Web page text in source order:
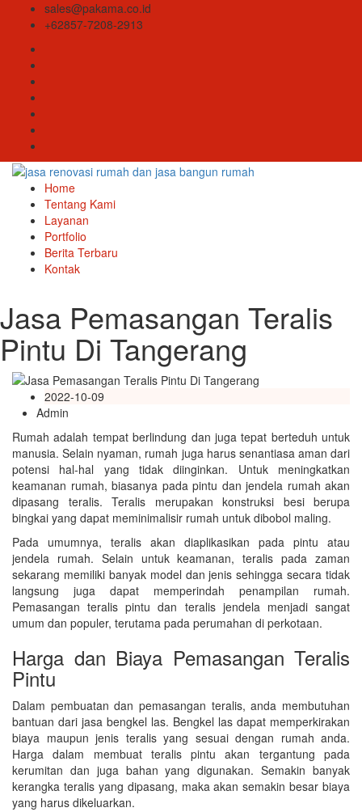
sales@pakama.co.id
+62857-7208-2913
Home
Tentang Kami
Layanan
Portfolio
Berita Terbaru
Kontak
Jasa Pemasangan Teralis
Pintu Di Tangerang
2022-10-09
Admin
Rumah adalah tempat berlindung dan juga tepat berteduh untuk
manusia. Selain nyaman, rumah juga harus senantiasa aman dari
potensi hal-hal yang tidak diinginkan. Untuk meningkatkan
keamanan rumah, biasanya pada pintu dan jendela rumah akan
dipasang teralis. Teralis merupakan konstruksi besi berupa
bingkai yang dapat meminimalisir rumah untuk dibobol maling.
Pada umumnya, teralis akan diaplikasikan pada pintu atau
jendela rumah. Selain untuk keamanan, teralis pada zaman
sekarang memiliki banyak model dan jenis sehingga secara tidak
langsung juga dapat memperindah penampilan rumah.
Pemasangan teralis pintu dan teralis jendela menjadi sangat
umum dan populer, terutama pada perumahan di perkotaan.
Harga dan Biaya Pemasangan Teralis
Pintu
Dalam pembuatan dan pemasangan teralis, anda membutuhan
bantuan dari jasa bengkel las. Bengkel las dapat memperkirakan
biaya maupun jenis teralis yang sesuai dengan rumah anda.
Harga dalam membuat teralis pintu akan tergantung pada
kerumitan dan juga bahan yang digunakan. Semakin banyak
kerangka teralis yang dipasang, maka akan semakin besar biaya
yang harus dikeluarkan.